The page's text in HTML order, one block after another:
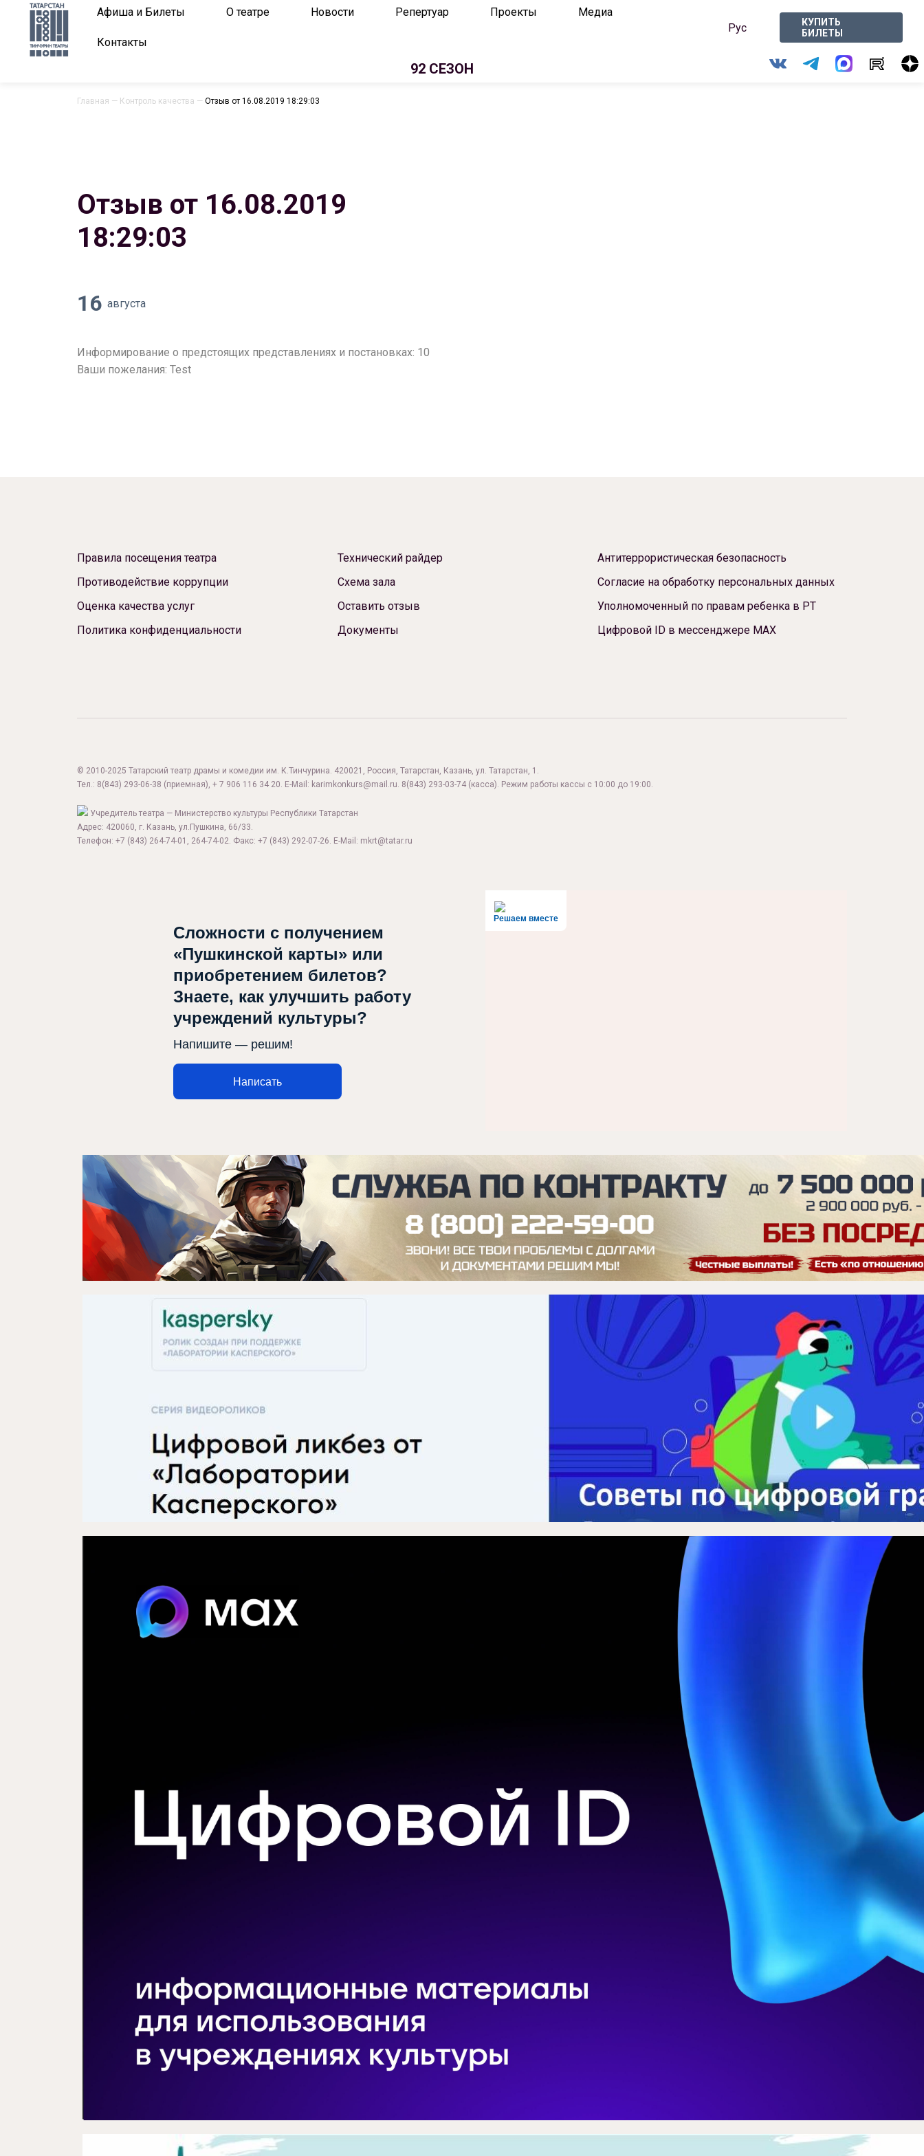
Афиша и Билеты О театре Новости Репертуар Проекты Медиа
Контакты
Рус
КУПИТЬ
БИЛЕТЫ
92 СЕЗОН
Афиша
О театре
Новости
Репертуар
Проекты
Главная — Контроль качества — Отзыв от 16.08.2019 18:29:03
Отзыв от 16.08.2019
18:29:03
16 августа
Информирование о предстоящих представлениях и постановках: 10
Ваши пожелания: Test
Правила посещения театра
Противодействие коррупции
Оценка качества услуг
Политика конфиденциальности
Технический райдер
Схема зала
Оставить отзыв
Документы
Антитеррористическая безопасность
Согласие на обработку персональных данных
Уполномоченный по правам ребенка в РТ
Цифровой ID в мессенджере МАХ
© 2010-2025 Татарский театр драмы и комедии им. К.Тинчурина. 420021, Россия, Татарстан, Казань, ул. Татарстан, 1.
Тел.: 8(843) 293-06-38 (приемная), + 7 906 116 34 20. E-Mail: karimkonkurs@mail.ru. 8(843) 293-03-74 (касса). Режим работы кассы с 10:00 до 19:00.
Учредитель театра — Министерство культуры Республики Татарстан
Адрес: 420060, г. Казань, ул.Пушкина, 66/33.
Телефон: +7 (843) 264-74-01, 264-74-02. Факс: +7 (843) 292-07-26. E-Mail: mkrt@tatar.ru
Решаем вместе
Сложности с получением
«Пушкинской карты» или
приобретением билетов?
Знаете, как улучшить работу
учреждений культуры?
Напишите — решим!
Написать